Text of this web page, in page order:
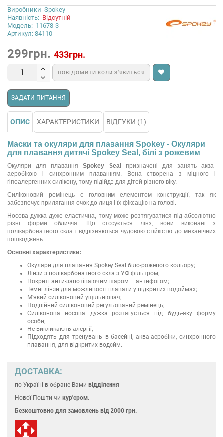
Виробники Spokey
Наявність: Відсутній
Модель: 11678-3
Артикул: 84110
299грн. 433грн.
ПОВІДОМИТИ КОЛИ З’ЯВИТЬСЯ
ЗАДАТИ ПИТАННЯ
ОПИС ХАРАКТЕРИСТИКИ ВІДГУКИ (1)
Маски та окуляри для плавання Spokey - Окуляри
для плавання дитячі Spokey Seal, білі з рожевим
Окуляри для плаванняSpokey Sealпризначені для занять аква-
аеробікою і синхронним плаванням. Вона створена з міцного і
гіпоалергенних силікону, тому підійде для дітей різного віку.
Силіконовий ремінець є головним елементом конструкції, так як
забезпечує прилягання очок до лиця і їх фіксацію на голові.
Носова дужка дуже еластична, тому може розтягуватися під абсолютно
різні форми обличчя. Що стосується лінз, вони виконані з
полікарбонатного скла і відрізняються чудовою стійкістю до механічних
пошкоджень.
Основні характеристики:
Окуляри для плавання Spokey Seal біло-рожевого кольору;
Лінзи з полікарбонатного скла з УФ фільтром;
Покриті анти-запотіваючим шаром – антифогом;
Темні лінзи для можливості плавати у відкритих водоймах;
М'який силіконовий ущільнювач;
Подвійний силіконовий регульований ремінець;
Силіконова носова дужка розтягується під будь-яку форму
особи;
Не викликають алергії;
Підходять для тренувань в басейні, аква-аеробіки, синхронного
плавання, для відкритих водойм.
ДОСТАВКА:
по Україні в обране Вами відділення
Нової Пошти чи кур'єром.
Безкоштовно для замовлень від 2000 грн.